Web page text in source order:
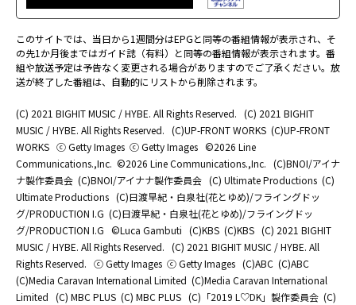
このサイトでは、当日から1週間分はEPGと同等の番組情報が表示され、そ
の先1か月後まではガイド誌（有料）と同等の番組情報が表示されます。番
組や放送予定は予告なく変更される場合がありますのでご了承ください。放
送が終了した番組は、自動的にリストから削除されます。
(C) 2021 BIGHIT MUSIC / HYBE. All Rights Reserved. (C) 2021 BIGHIT
MUSIC / HYBE. All Rights Reserved. (C)UP-FRONT WORKS (C)UP-FRONT
WORKS ⓒ Getty Images ⓒ Getty Images ©2026 Line
Communications.,Inc. ©2026 Line Communications.,Inc. (C)BNOI/アイナ
ナ製作委員会 (C)BNOI/アイナナ製作委員会 (C) Ultimate Productions (C)
Ultimate Productions (C)日渡早紀・白泉社(花とゆめ)/フライングドッ
グ/PRODUCTION I.G (C)日渡早紀・白泉社(花とゆめ)/フライングドッ
グ/PRODUCTION I.G ©Luca Gambuti (C)KBS (C)KBS (C) 2021 BIGHIT
MUSIC / HYBE. All Rights Reserved. (C) 2021 BIGHIT MUSIC / HYBE. All
Rights Reserved. ⓒ Getty Images ⓒ Getty Images (C)ABC (C)ABC
(C)Media Caravan International Limited (C)Media Caravan International
Limited (C) MBC PLUS (C) MBC PLUS (C)「2019 L♡DK」製作委員会 (C)